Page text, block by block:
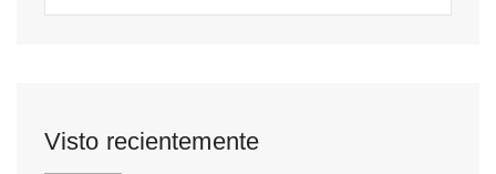
Visto recientemente